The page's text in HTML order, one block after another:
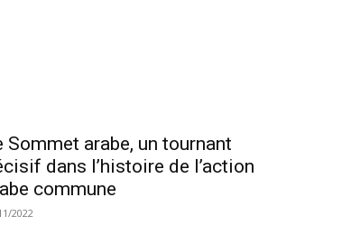
Sommet arabe, un tournant
dans l’histoire de l’action
commune
2022